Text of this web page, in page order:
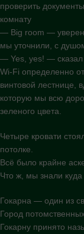
проверить
комнату
— Big room —
мы уточнили, с
— Yes, yes! — сказал
Wi-Fi определенно
винтовой лестнице,
которую мы всю
зеленого цвета.
Четыре кровати
потолке.
Всё было крайне
Что ж, мы знали куда
Гокарна — один из
Город
Гокарну принято